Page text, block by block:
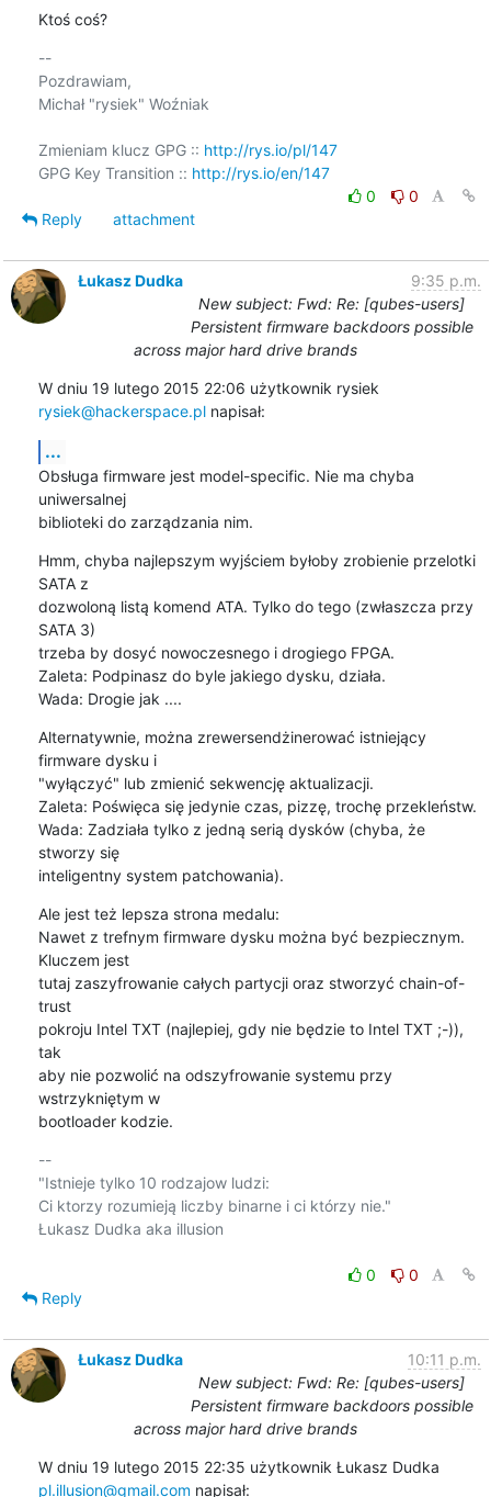
Ktoś coś?
--
Pozdrawiam,
Michał "rysiek" Woźniak
Zmieniam klucz GPG :: http://rys.io/pl/147
GPG Key Transition :: http://rys.io/en/147
0
0
Reply
attachment
Łukasz Dudka
9:35 p.m.
New subject: Fwd: Re: [qubes-users]
Persistent firmware backdoors possible
across major hard drive brands
rysiek@hackerspace.pl napisał:
...
Obsługa firmware jest model-specific. Nie ma chyba
uniwersalnej
biblioteki do zarządzania nim.
Hmm, chyba najlepszym wyjściem byłoby zrobienie przelotki
SATA z
dozwoloną listą komend ATA. Tylko do tego (zwłaszcza przy
SATA 3)
trzeba by dosyć nowoczesnego i drogiego FPGA.
Zaleta: Podpinasz do byle jakiego dysku, działa.
Wada: Drogie jak ....
Alternatywnie, można zrewersendżinerować istniejący
firmware dysku i
"wyłączyć" lub zmienić sekwencję aktualizacji.
Zaleta: Poświęca się jedynie czas, pizzę, trochę przekleństw.
Wada: Zadziała tylko z jedną serią dysków (chyba, że
stworzy się
inteligentny system patchowania).
Ale jest też lepsza strona medalu:
Nawet z trefnym firmware dysku można być bezpiecznym.
Kluczem jest
tutaj zaszyfrowanie całych partycji oraz stworzyć chain-of-
trust
pokroju Intel TXT (najlepiej, gdy nie będzie to Intel TXT ;-)),
tak
aby nie pozwolić na odszyfrowanie systemu przy
wstrzykniętym w
bootloader kodzie.
--
"Istnieje tylko 10 rodzajow ludzi:
Ci ktorzy rozumieją liczby binarne i ci którzy nie."
Łukasz Dudka aka illusion
0
0
Reply
Łukasz Dudka
10:11 p.m.
New subject: Fwd: Re: [qubes-users]
Persistent firmware backdoors possible
across major hard drive brands
pl.illusion@gmail.com napisał: